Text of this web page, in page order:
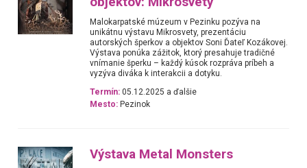
Malokarpatské múzeum v Pezinku pozýva na
unikátnu výstavu Mikrosvety, prezentáciu
autorských šperkov a objektov Soni Ďateľ Kozákovej.
Výstava ponúka zážitok, ktorý presahuje tradičné
vnímanie šperku – každý kúsok rozpráva príbeh a
vyzýva diváka k interakcii a dotyku.
Termín: 05.12.2025 a ďalšie
Mesto: Pezinok
Výstava Metal Monsters